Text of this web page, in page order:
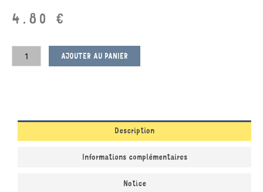
4.80 €
AJOUTER AU PANIER
Description
Informations complémentaires
Notice